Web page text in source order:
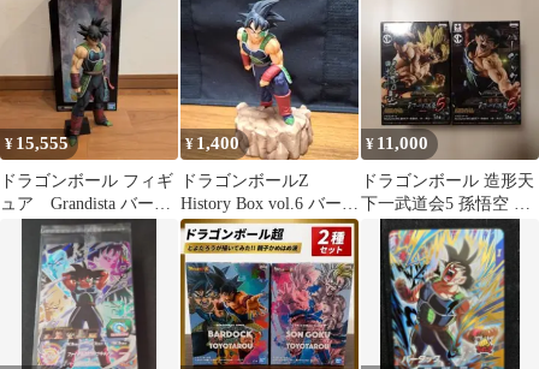
¥ 15,555
ドラゴンボール フィギ
ュア Grandista バーダ
¥ 1,400
ドラゴンボールZ
History Box vol.6 バーダ
ック フィギュア
¥ 11,000
ドラゴンボール 造形天
下一武道会5 孫悟空 バ
ーダック 2体セット